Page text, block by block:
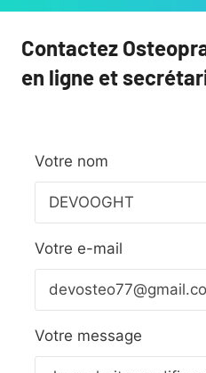
Contactez
en ligne et
Votre nom
Votre e-mail
Votre message